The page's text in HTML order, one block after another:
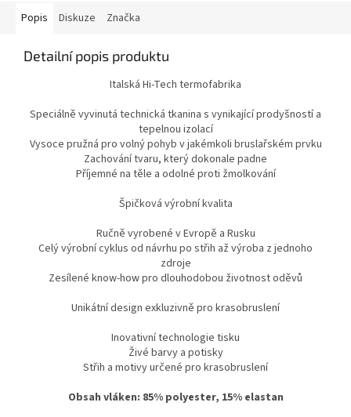
Popis Diskuze Značka
Detailní popis produktu
Italská Hi-Tech termofabrika
Speciálně vyvinutá technická tkanina s vynikající prodyšností a
tepelnou izolací
Vysoce pružná pro volný pohyb v jakémkoli bruslařském prvku
Zachování tvaru, který dokonale padne
Příjemné na těle a odolné proti žmolkování
Špičková výrobní kvalita
Ručně vyrobené v Evropě a Rusku
Celý výrobní cyklus od návrhu po střih až výroba z jednoho
zdroje
Zesílené know-how pro dlouhodobou životnost oděvů
Unikátní design exkluzivně pro krasobruslení
Inovativní technologie tisku
Živé barvy a potisky
Střih a motivy určené pro krasobruslení
Obsah vláken: 85% polyester, 15% elastan